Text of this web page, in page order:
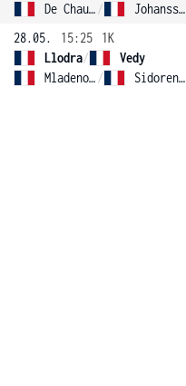
De Chaunac / Johansson
28.05.
15:25
1K
Llodra/
Vedy
Mladenovic / Sidorenko